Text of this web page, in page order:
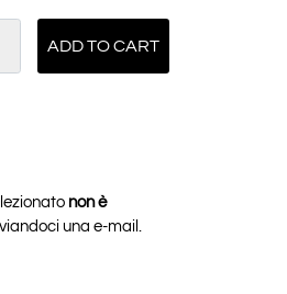
ADD TO CART
non è
una e-mail.